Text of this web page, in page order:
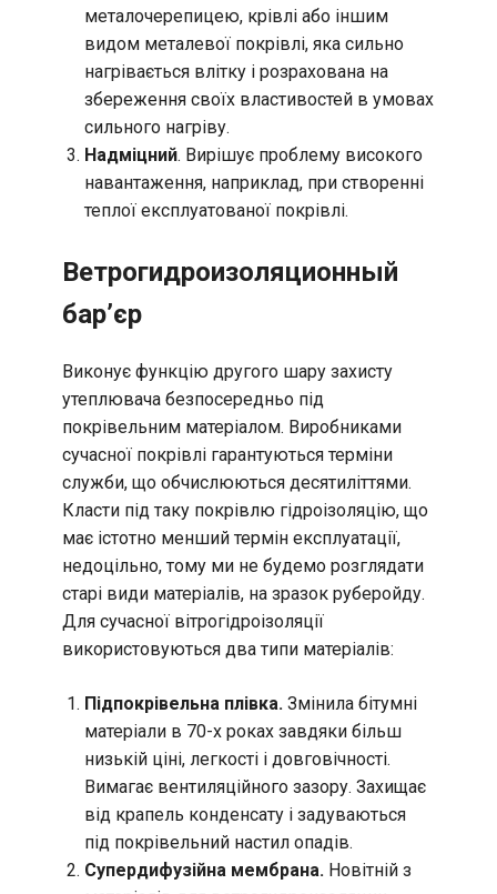
металочерепицею, крівлі або іншим
видом металевої покрівлі, яка сильно
нагрівається влітку і розрахована на
збереження своїх властивостей в умовах
сильного нагріву.
Надміцний. Вирішує проблему високого
навантаження, наприклад, при створенні
теплої експлуатованої покрівлі.
Ветрогидроизоляционный
бар’єр
Виконує функцію другого шару захисту
утеплювача безпосередньо під
покрівельним матеріалом. Виробниками
сучасної покрівлі гарантуються терміни
служби, що обчислюються десятиліттями.
Класти під таку покрівлю гідроізоляцію, що
має істотно менший термін експлуатації,
недоцільно, тому ми не будемо розглядати
старі види матеріалів, на зразок руберойду.
Для сучасної вітрогідроізоляції
використовуються два типи матеріалів:
Підпокрівельна плівка. Змінила бітумні
матеріали в 70-х роках завдяки більш
низькій ціні, легкості і довговічності.
Вимагає вентиляційного зазору. Захищає
від крапель конденсату і задуваються
під покрівельний настил опадів.
Супердифузійна мембрана. Новітній з